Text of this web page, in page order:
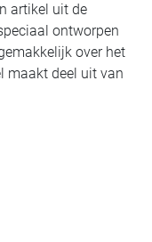
artikel uit de
ontworpen
over het
maakt deel uit van